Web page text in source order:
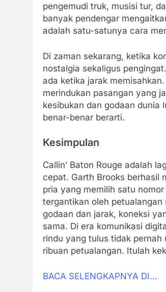
pengemudi truk, musisi tur,
banyak pendengar
adalah satu-satunya cara
Di zaman sekarang, ketika
nostalgia sekaligus
ada ketika jarak
merindukan pasangan yang
kesibukan dan godaan dunia
benar-benar berarti.
Kesimpulan
Callin’ Baton Rouge adalah
cepat. Garth Brooks berhasil
pria yang memilih satu
tergantikan oleh
godaan dan jarak, koneksi
sama. Di era komunikasi
rindu yang tulus tidak pernah
ribuan petualangan. Itulah
BACA SELENGKAPNYA DI…